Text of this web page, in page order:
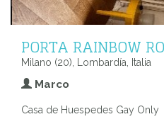
PORTA RAINBOW
Milano (20), Lombardía, Italia
Marco
Casa de Huespedes Gay Only